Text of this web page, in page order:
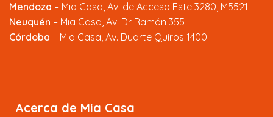
Mendoza – Mia Casa, Av. de Acceso Este 3280, M5521
Neuquén – Mia Casa, Av. Dr Ramón 355
Córdoba – Mia Casa, Av. Duarte Quiros 1400
Acerca de Mia Casa